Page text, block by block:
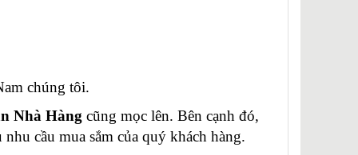
chúng tôi.
Nhà Hàng cũng mọc lên. Bên cạnh đó,
cầu mua sắm của quý khách hàng.